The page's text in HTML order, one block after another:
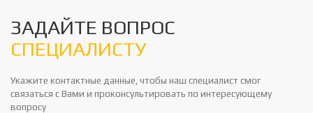
ЗАДАЙТЕ ВОПРОС
СПЕЦИАЛИСТУ
Укажите контактные данные, чтобы наш специалист смог
связаться с Вами и проконсультировать по интересующему
вопросу